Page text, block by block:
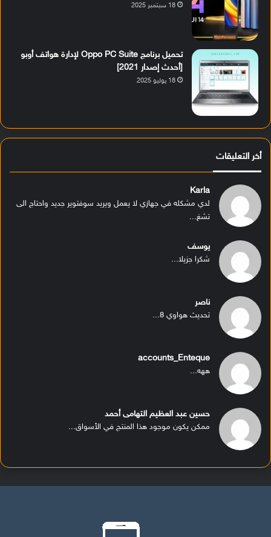
18 سبتمبر 2025
تحميل برنامج Oppo PC Suite لإدارة هواتف أوبو
[أحدث إصدار 2021]
18 يوليو 2025
أخر التعليقات
Karla
لدي مشكله في جهازي لا يعمل ويريد سوفتوير جديد واحتاج الى
تشغ...
يوسف
شكرا جزيلا...
ناصر
تحديث هواوي 8...
accounts_Enteque
ههه...
حسين عبد العظيم التهامى أحمد
ممكن يكون موجود هذا المنتج في الأسواق...